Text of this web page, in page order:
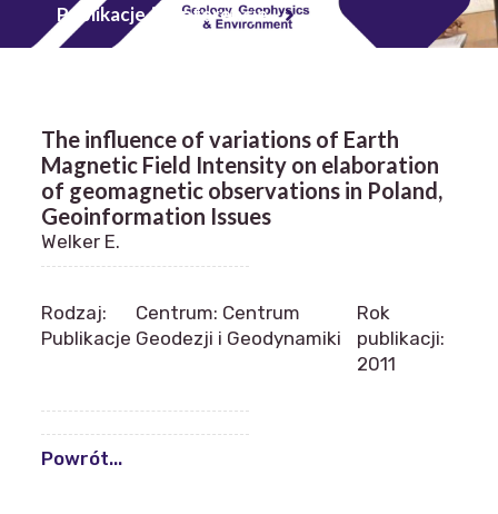
Publikacje i konferencje
The influence of variations of Earth
Magnetic Field Intensity on elaboration
of geomagnetic observations in Poland,
Geoinformation Issues
Welker E.
Rodzaj:
Publikacje
Centrum: Centrum
Geodezji i Geodynamiki
Rok
publikacji:
2011
Powrót...